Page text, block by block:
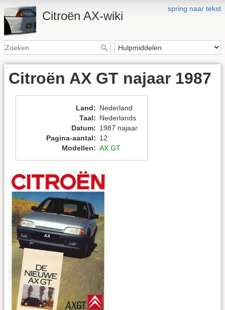
spring naar tekst
Citroën AX-wiki
Citroën AX GT najaar 1987
Land: Nederland
Taal: Nederlands
Datum: 1987 najaar
Pagina-aantal: 12
Modellen: AX GT